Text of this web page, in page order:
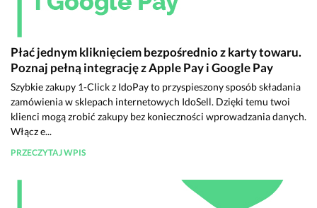
Płać jednym kliknięciem bezpośrednio z karty towaru.
Poznaj pełną integrację z Apple Pay i Google Pay
Szybkie zakupy 1-Click z IdoPay to przyspieszony sposób składania
zamówienia w sklepach internetowych IdoSell. Dzięki temu twoi
klienci mogą zrobić zakupy bez konieczności wprowadzania danych.
Włącz e...
PRZECZYTAJ WPIS